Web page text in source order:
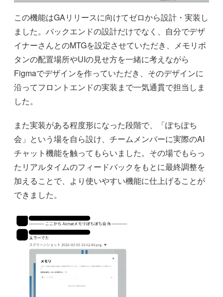
この機能はGAリリースに向けてゼロから設計・実装し
ました。バックエンドの設計だけでなく、自分でデザ
イナーさんとのMTGを設定させていただき、メモリボ
タンの配置場所やUIの見せ方を一緒に考えながら
Figmaでデザインを作っていただき、そのデザインに
沿ってフロントエンドの実装まで一気通貫で担当しま
した。
また実装がある程度形になった段階で、「ぽちぽち
会」という場を自ら設け、チームメンバーに実際のAI
チャット機能を触ってもらいました。その場でもらっ
たリアルタイムのフィードバックをもとに最終調整を
加えることで、より使いやすい機能に仕上げることが
できました。